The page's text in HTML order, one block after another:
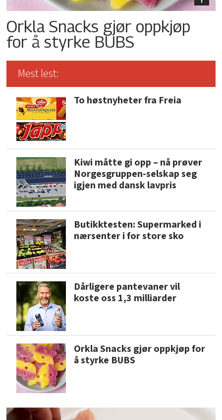
Orkla Snacks gjør oppkjøp
for å styrke BUBS
Mest lest:
To høstnyheter fra Freia
Kiwi måtte gi opp – nå prøver
Norgesgruppen-selskap seg
igjen med dansk lavpris
Butikktesten: Supermarked i
nærsenter i for store sko
Dårligere pantevaner vil
koste oss 1,3 milliarder
Orkla Snacks gjør oppkjøp for
å styrke BUBS